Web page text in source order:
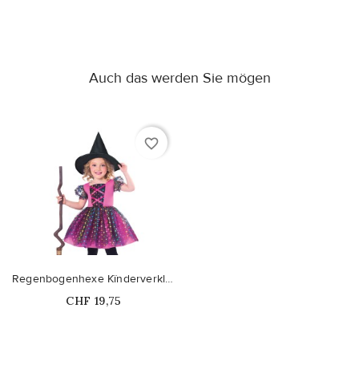
Auch das werden Sie mögen
favorite_border
Regenbogenhexe Kïnderverkleidung
Price
CHF 19,75